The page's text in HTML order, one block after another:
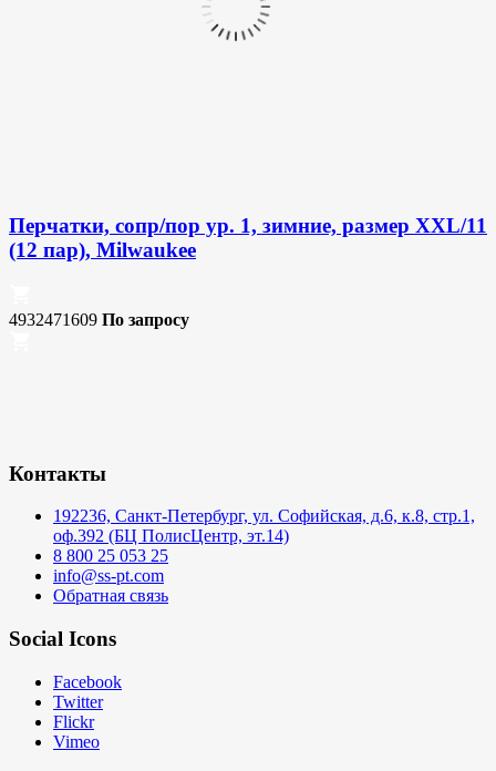
Перчатки, сопр/пор ур. 1, зимние, размер XXL/11
(12 пар), Milwaukee
4932471609 По запросу
Контакты
192236, Санкт-Петербург, ул. Софийская, д.6, к.8, стр.1,
оф.392 (БЦ ПолисЦентр, эт.14)
8 800 25 053 25
info@ss-pt.com
Обратная связь
Social Icons
Facebook
Twitter
Flickr
Vimeo